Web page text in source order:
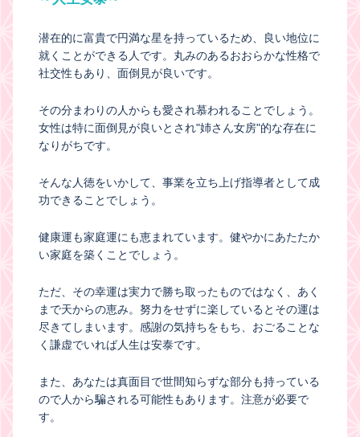
潜在的に富貴で円満な星を持っているため、良い地位に
就くことができる人です。丸みのあるおおらかな性格で
社交性もあり、面倒見が良いです。
その分まわりの人からも愛され慕われることでしょう。
女性は特に面倒見が良いとされ"姉さん女房"的な存在に
なりがちです。
そんな人徳をいかして、事業を立ち上げ指導者として成
功できることでしょう。
健康運も家庭運にも恵まれています。健やかにあたたか
い家庭を築くことでしょう。
ただ、その幸運は実力で勝ち取ったものではなく、あく
まで天からの恵み。努力をせずに楽しているとその運は
尽きてしまいます。感謝の気持ちをもち、おごることな
く謙虚でいれば人生は安泰です。
また、あなたは真面目で世間知らずな部分も持っている
ので人から騙される可能性もあります。注意が必要で
す。